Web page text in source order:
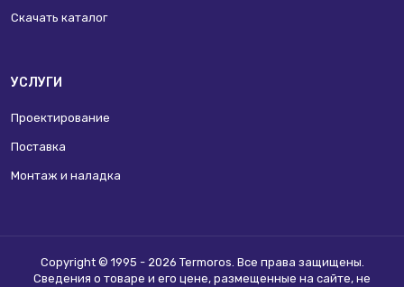
Скачать каталог
УСЛУГИ
Проектирование
Поставка
Монтаж и наладка
Copyright © 1995 - 2026 Termoros. Все права защищены.
Сведения о товаре и его цене, размещенные на сайте, не